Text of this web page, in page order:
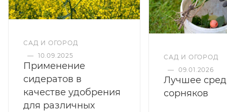
САД И ОГОРОД
— 10.09.2025
Применение
сидератов в
качестве удобрения
для различных
САД И ОГОРОД
— 09.01.2026
Лучшее
сорняков